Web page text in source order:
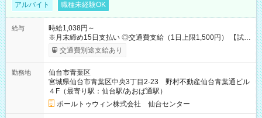
アルバイト 職種未経験OK
給与
時給1,038円～
※月末締め15日支払い ◎交通費支給（1日上限1,500円） 【試用
期間】試用期間なし
交通費別途支給あり
勤務地
仙台市青葉区
宮城県仙台市青葉区中央3丁目2-23 野村不動産仙台青葉通ビル
４F（最寄り駅：仙台駅/あおば通駅）
ポールトゥウィン株式会社 仙台センター